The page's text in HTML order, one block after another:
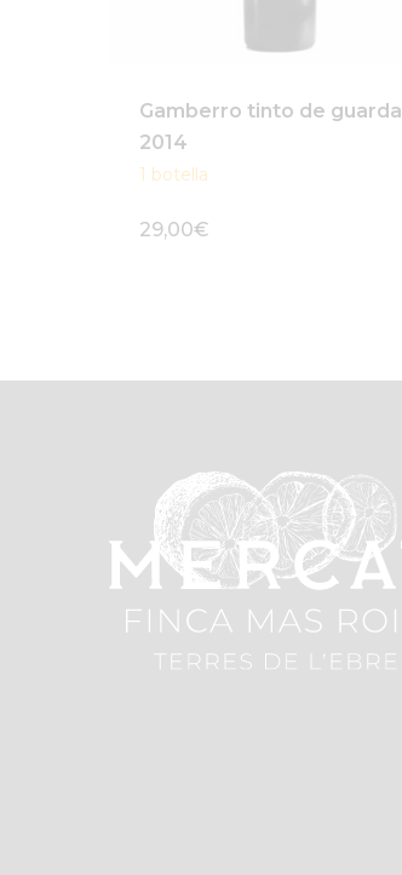
Gamberro tinto de guarda
2014
1 botella
29,00€